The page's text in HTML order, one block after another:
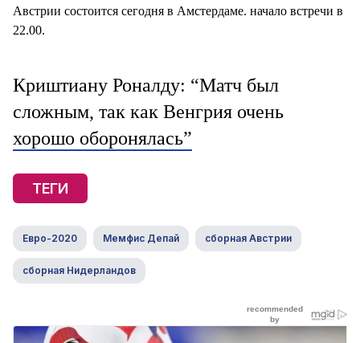
Австрии состоится сегодня в Амстердаме. начало встречи в
22.00.
Криштиану Роналду: “Матч был
сложным, так как Венгрия очень
хорошо оборонялась”
ТЕГИ
Евро-2020 Мемфис Депай сборная Австрии
сборная Нидерландов